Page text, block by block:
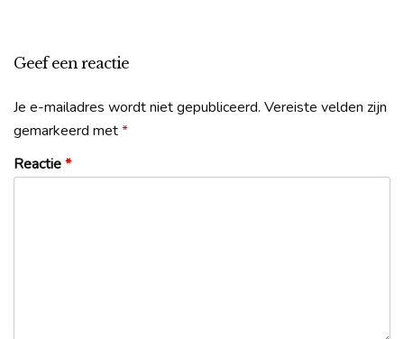
Geef een reactie
Je e-mailadres wordt niet gepubliceerd. Vereiste velden zijn
gemarkeerd met*
Reactie*